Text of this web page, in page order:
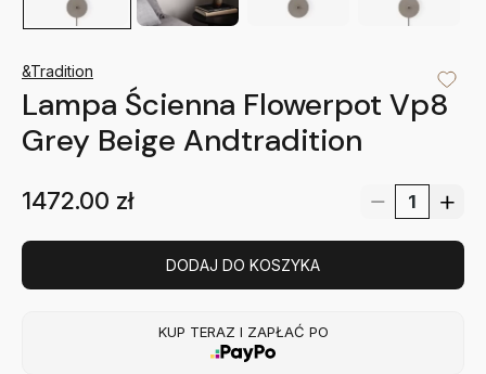
&Tradition
Lampa Ścienna Flowerpot Vp8
Grey Beige Andtradition
1472.00 zł
DODAJ DO KOSZYKA
KUP TERAZ I ZAPŁAĆ PO